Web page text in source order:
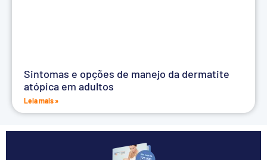
Sintomas e opções de manejo da dermatite
atópica em adultos
Leia mais »